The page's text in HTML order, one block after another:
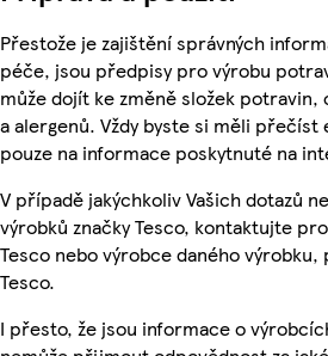
Přestože je zajištění správných
péče, jsou předpisy pro výrobu
může dojít ke změně složek
a alergenů. Vždy byste si měli
pouze na informace poskytnuté na
V případě jakýchkoliv Vašich dotazů
výrobků značky Tesco, kontaktujte
Tesco nebo výrobce daného
Tesco.
I přesto, že jsou informace o